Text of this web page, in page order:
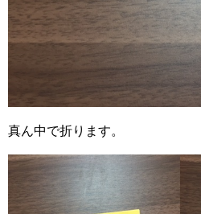
真ん中で折ります。